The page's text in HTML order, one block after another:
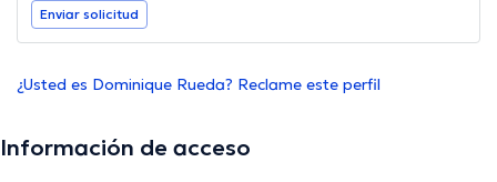
Enviar solicitud
¿Usted es Dominique Rueda? Reclame este perfil
Información de acceso